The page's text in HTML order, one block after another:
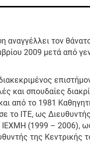
αναγγέλλει τον
2009 μετά από
και σπουδαίες
από το 1981
το ΙΤΕ, ως
/ ΙΕΧΜΗ (1999 – 2006),
της Κεντρικής